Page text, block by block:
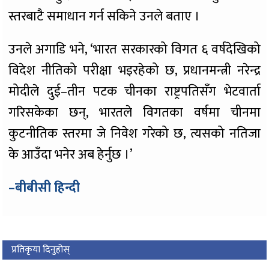
स्तरबाटै समाधान गर्न सकिने उनले बताए ।
उनले अगाडि भने, ‘भारत सरकारको विगत ६ वर्षदेखिको
विदेश नीतिको परीक्षा भइरहेको छ, प्रधानमन्त्री नरेन्द्र
मोदीले दुई–तीन पटक चीनका राष्ट्रपतिसँग भेटवार्ता
गरिसकेका छन्, भारतले विगतका वर्षमा चीनमा
कुटनीतिक स्तरमा जे निवेश गरेको छ, त्यसको नतिजा
के आउँदा भनेर अब हेर्नुछ ।’
–बीबीसी हिन्दी
प्रतिकृया दिनुहोस्